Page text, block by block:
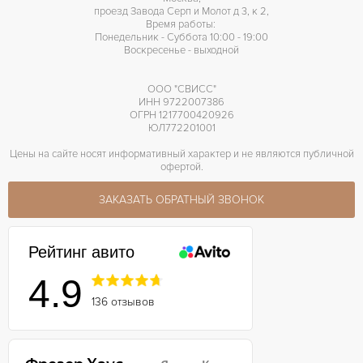
проезд Завода Серп и Молот д 3, к 2,
Время работы:
Понедельник - Суббота 10:00 - 19:00
Воскресенье - выходной
ООО "СВИСС"
ИНН 9722007386
ОГРН 1217700420926
ЮЛ772201001
Цены на сайте носят информативный характер и не являются публичной
офертой.
ЗАКАЗАТЬ ОБРАТНЫЙ ЗВОНОК
Рейтинг авито
4.9 136 отзывов